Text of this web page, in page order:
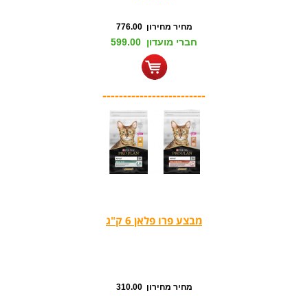
מחיר מחירון 776.00
חברי מועדון 599.00
-------------------------
מבצע פרו פלאן 6 ק"ג
מחיר מחירון 310.00